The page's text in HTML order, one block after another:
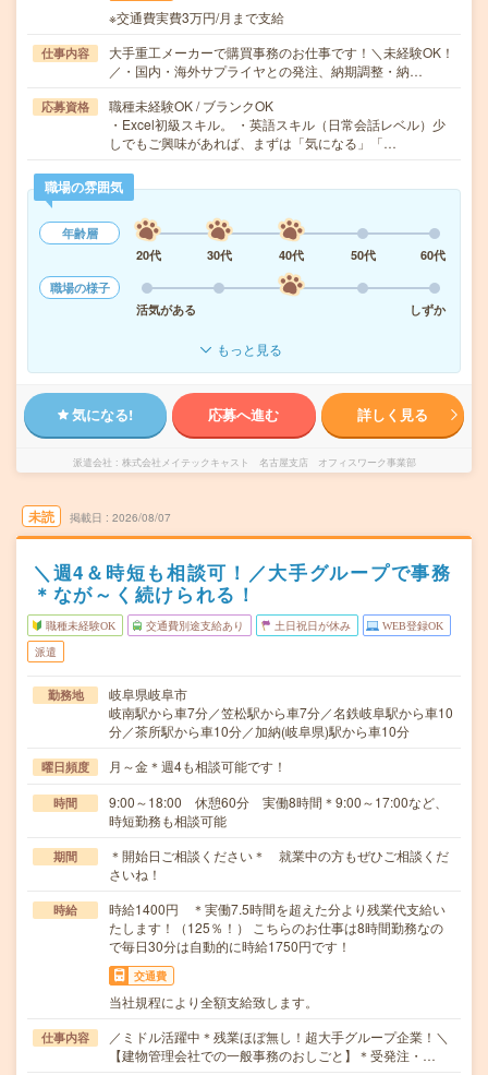
※交通費実費3万円/月まで支給
仕事内容
大手重工メーカーで購買事務のお仕事です！＼未経験OK！
／・国内・海外サプライヤとの発注、納期調整・納…
応募資格
職種未経験OK / ブランクOK
・Excel初級スキル。 ・英語スキル（日常会話レベル）少
しでもご興味があれば、まずは「気になる」「…
職場の雰囲気
年齢層
20代
30代 40代 50代
60代
職場の様子
活気がある
しずか
もっと見る
気になる! 応募へ進む 詳しく見る
派遣会社 株式会社メイテックキャスト 名古屋支店 オフィスワーク事業部
未読 掲載日 2026/08/07
＼週4＆時短も相談可！／大手グループで事務
＊なが～く続けられる！
職種未経験OK 交通費別途支給あり 土日祝日が休み WEB登録OK
派遣
勤務地
岐阜県岐阜市
岐南駅から車7分／笠松駅から車7分／名鉄岐阜駅から車10
分／茶所駅から車10分／加納(岐阜県)駅から車10分
曜日頻度 月～金＊週4も相談可能です！
時間
9:00～18:00 休憩60分 実働8時間＊9:00～17:00など、
時短勤務も相談可能
期間
＊開始日ご相談ください＊ 就業中の方もぜひご相談くだ
さいね！
時給
時給1400円 ＊実働7.5時間を超えた分より残業代支給い
たします！（125％！） こちらのお仕事は8時間勤務なの
で毎日30分は自動的に時給1750円です！
交通費
当社規程により全額支給致します。
仕事内容
／ミドル活躍中＊残業ほぼ無し！超大手グループ企業！＼
【建物管理会社での一般事務のおしごと】＊受発注・…